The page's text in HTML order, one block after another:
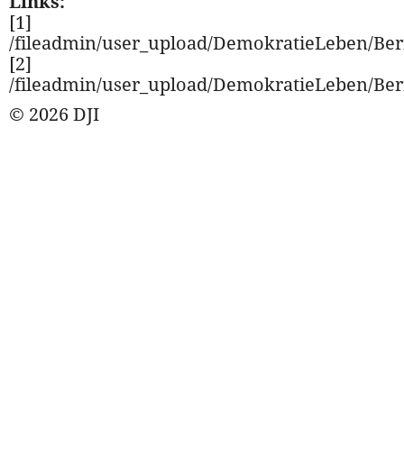
[1]
/fileadmin/user_upload/DemokratieLeben/
[2]
/fileadmin/user_upload/DemokratieLeben/
© 2026 DJI